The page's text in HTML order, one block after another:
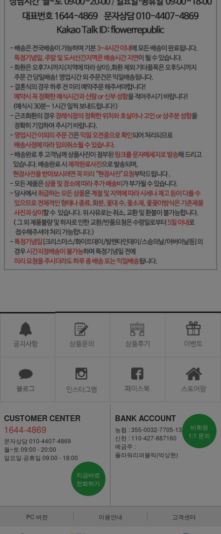
CUSTOMER CENTER
1644-4869
문자상담 010-4407-4869
월~토 09:00 - 20:00
일요일·공휴일 09:00 - 18:00
지금바로
전화하기
BANK ACCOUNT
농협 : 355-0032-7705-13
신한 : 110-427-887160
예금주 :
플라워리퍼블릭(박상현)
비회원
1:1 문의
PC 버전 이용안내 고객센터